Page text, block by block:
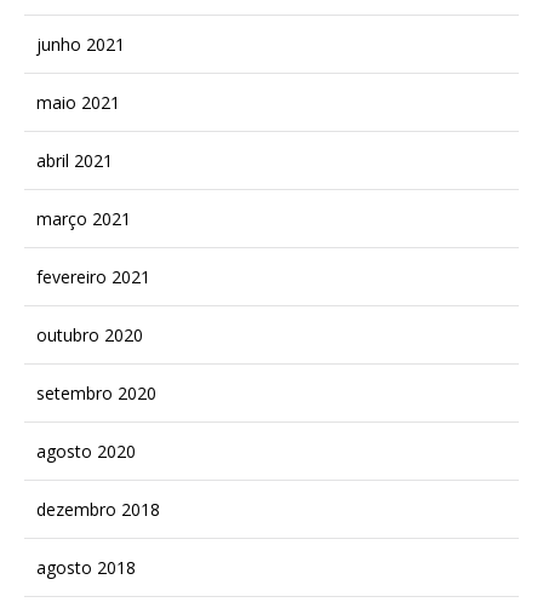
junho 2021
maio 2021
abril 2021
março 2021
fevereiro 2021
outubro 2020
setembro 2020
agosto 2020
dezembro 2018
agosto 2018